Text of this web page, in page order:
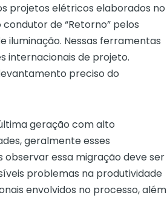
projetos elétricos elaborados no
de “Retorno” pelos
iluminação. Nessas ferramentas
internacionais de projeto.
preciso do
geração com alto
geralmente esses
essa migração deve ser
problemas na produtividade
envolvidos no processo, além